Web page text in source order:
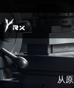
从